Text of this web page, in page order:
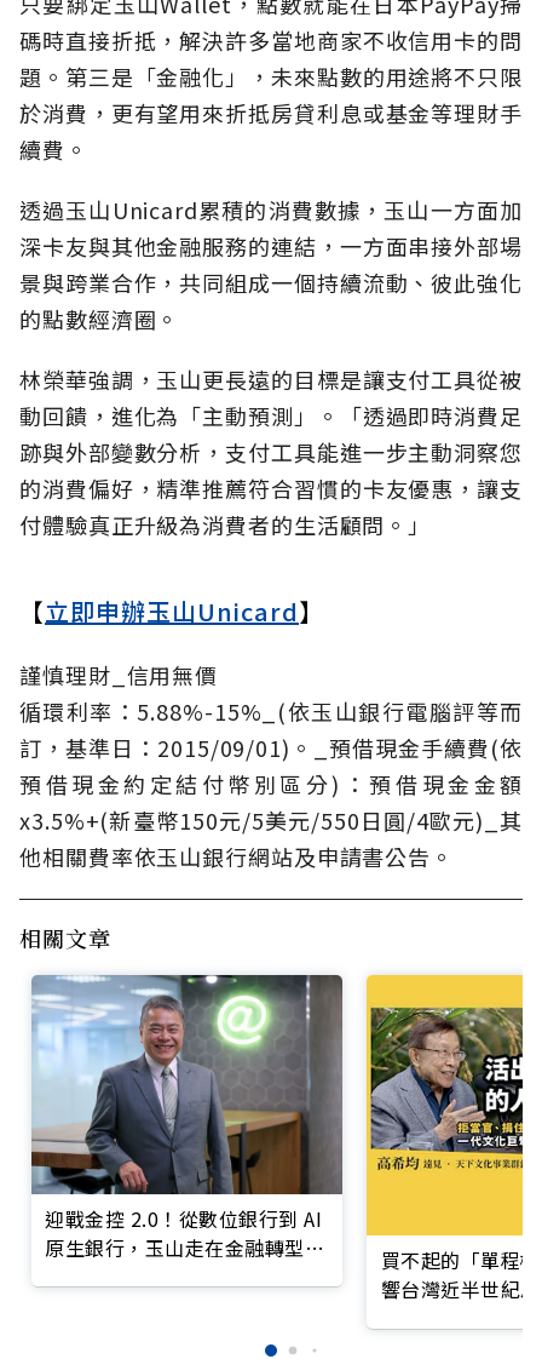
碼時直接折抵，解決許多當地商家不收信用卡的問
題。第三是「金融化」，未來點數的用途將不只限
於消費，更有望用來折抵房貸利息或基金等理財手
續費。
透過玉山Unicard累積的消費數據，玉山一方面加
深卡友與其他金融服務的連結，一方面串接外部場
景與跨業合作，共同組成一個持續流動、彼此強化
的點數經濟圈。
林榮華強調，玉山更長遠的目標是讓支付工具從被
動回饋，進化為「主動預測」。「透過即時消費足
跡與外部變數分析，支付工具能進一步主動洞察您
的消費偏好，精準推薦符合習慣的卡友優惠，讓支
付體驗真正升級為消費者的生活顧問。」
【立即申辦玉山Unicard】
謹慎理財_信用無價
循環利率：5.88%-15%_(依玉山銀行電腦評等而
訂，基準日：2015/09/01)。_預借現金手續費(依
預借現金約定結付幣別區分)：預借現金金額
x3.5%+(新臺幣150元/5美元/550日圓/4歐元)_其
他相關費率依玉山銀行網站及申請書公告。
相關文章
迎戰金控 2.0！從數位銀行到 AI
原生銀行，玉山走在金融轉型最
買不起的「單程
響台灣近半世紀